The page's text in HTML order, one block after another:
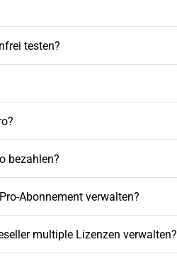
testen?
bezahlen?
Abonnement verwalten?
multiple Lizenzen verwalten?